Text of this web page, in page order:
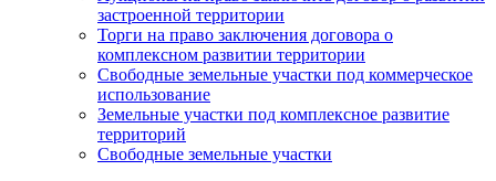
застроенной территории
Торги на право заключения договора о
комплексном развитии территории
Свободные земельные участки под коммерческое
использование
Земельные участки под комплексное развитие
территорий
Свободные земельные участки